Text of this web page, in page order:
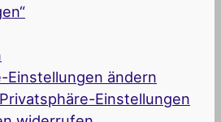
Einstellungen ändern
Einstellungen